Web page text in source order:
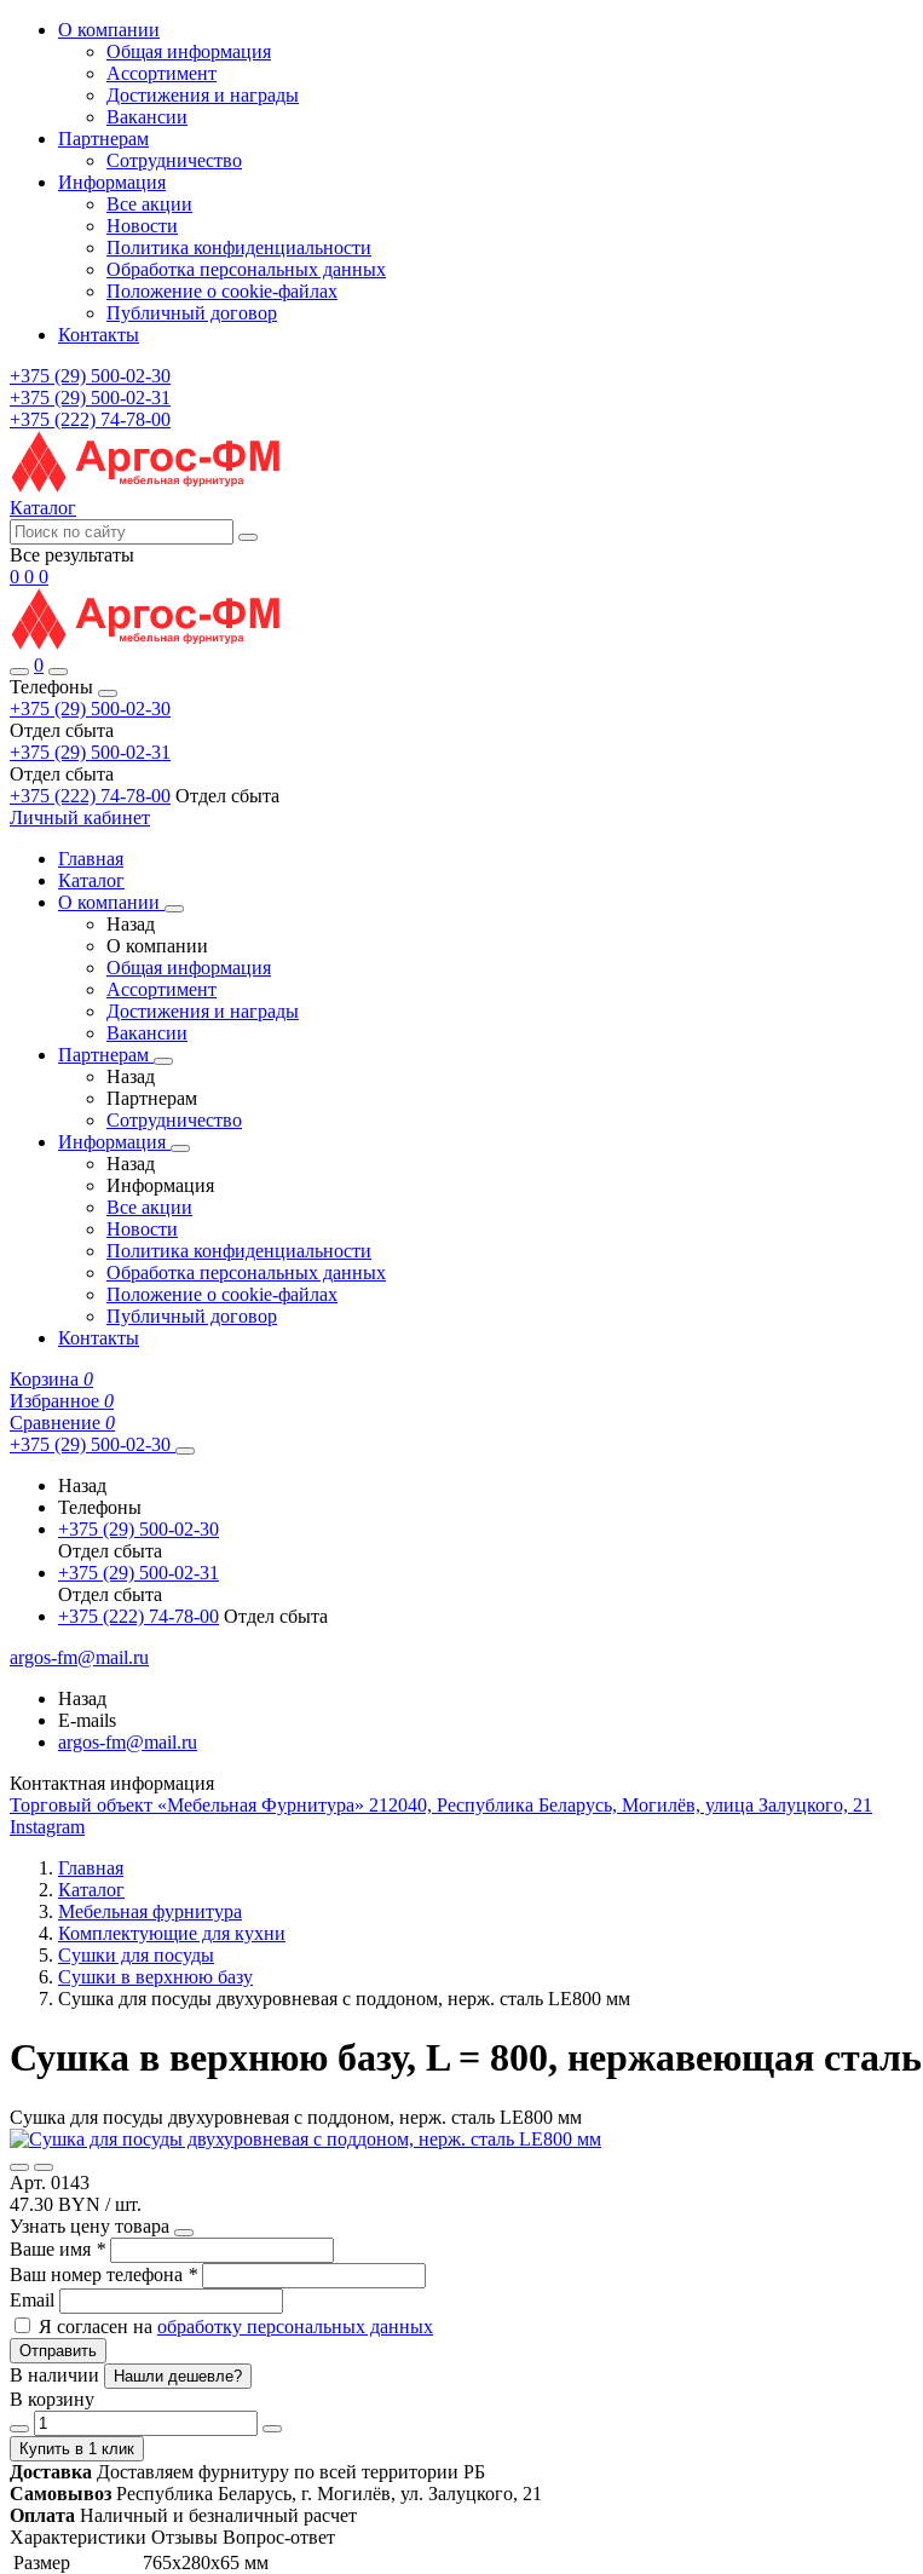
О компании
Общая информация
Ассортимент
Достижения и награды
Вакансии
Партнерам
Сотрудничество
Информация
Все акции
Новости
Политика конфиденциальности
Обработка персональных данных
Положение о cookie-файлах
Публичный договор
Контакты
+375 (29) 500-02-30
+375 (29) 500-02-31
+375 (222) 74-78-00
Каталог
Все результаты
0 0 0
0
Телефоны
+375 (29) 500-02-30
Отдел сбыта
+375 (29) 500-02-31
Отдел сбыта
+375 (222) 74-78-00 Отдел сбыта
Личный кабинет
Главная
Каталог
О компании
Назад
О компании
Общая информация
Ассортимент
Достижения и награды
Вакансии
Партнерам
Назад
Партнерам
Сотрудничество
Информация
Назад
Информация
Все акции
Новости
Политика конфиденциальности
Обработка персональных данных
Положение о cookie-файлах
Публичный договор
Контакты
Корзина 0
Избранное 0
Сравнение 0
+375 (29) 500-02-30
Назад
Телефоны
+375 (29) 500-02-30
Отдел сбыта
+375 (29) 500-02-31
Отдел сбыта
+375 (222) 74-78-00 Отдел сбыта
argos-fm@mail.ru
Назад
E-mails
argos-fm@mail.ru
Контактная информация
Торговый объект «Мебельная Фурнитура» 212040, Республика Беларусь, Могилёв, улица Залуцкого, 21
Instagram
Главная
Каталог
Мебельная фурнитура
Комплектующие для кухни
Сушки для посуды
Сушки в верхнюю базу
Сушка для посуды двухуровневая с поддоном, нерж. сталь LE800 мм
Сушка в верхнюю базу, L = 800, нержавеющая сталь
Сушка для посуды двухуровневая с поддоном, нерж. сталь LE800 мм
Арт. 0143
47.30 BYN / шт.
Узнать цену товара
Ваше имя *
Ваш номер телефона *
Email
Я согласен на обработку персональных данных
Отправить
В наличии Нашли дешевле?
В корзину
Купить в 1 клик
Доставка Доставляем фурнитуру по всей территории РБ
Самовывоз Республика Беларусь, г. Могилёв, ул. Залуцкого, 21
Оплата Наличный и безналичный расчет
Характеристики Отзывы Вопрос-ответ
Размер
765х280х65 мм